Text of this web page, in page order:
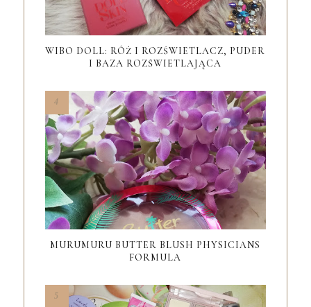
WIBO DOLL: RÓŻ I ROZŚWIETLACZ, PUDER
I BAZA ROZŚWIETLAJĄCA
MURUMURU BUTTER BLUSH PHYSICIANS
FORMULA